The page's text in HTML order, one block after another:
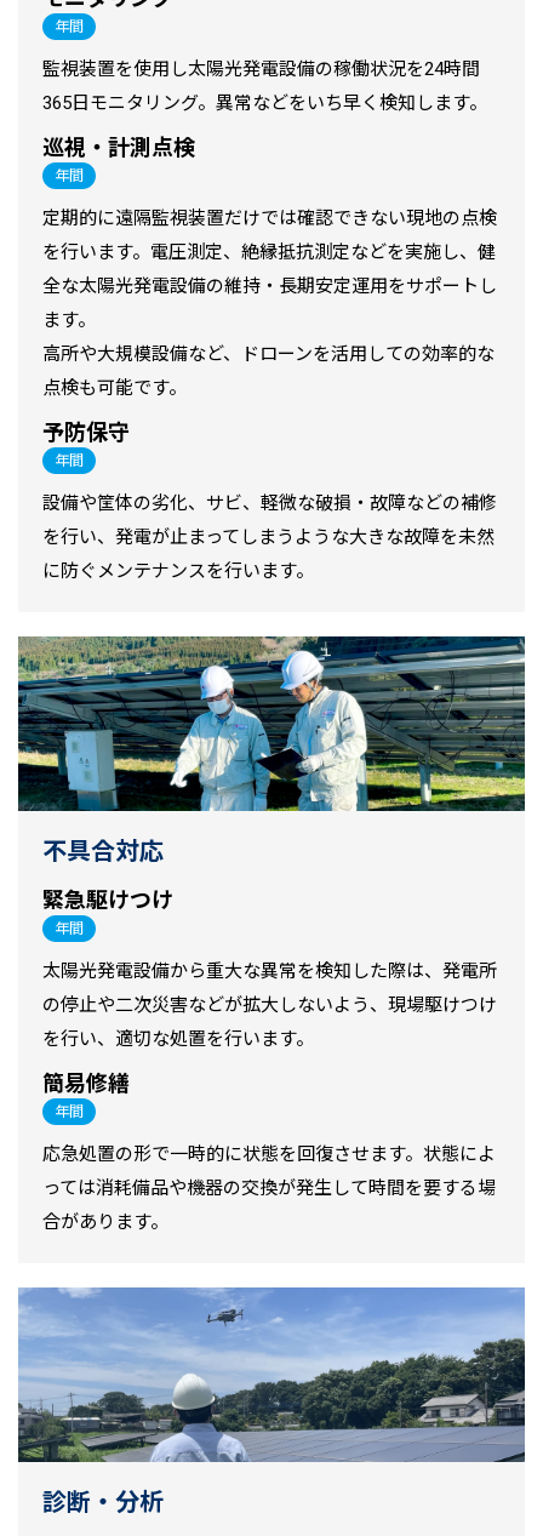
年間
監視装置を使用し太陽光発電設備の稼働状況を24時間
365日モニタリング。異常などをいち早く検知します。
巡視・計測点検
年間
定期的に遠隔監視装置だけでは確認できない現地の点検
を行います。電圧測定、絶縁抵抗測定などを実施し、健
全な太陽光発電設備の維持・長期安定運用をサポートし
ます。
高所や大規模設備など、ドローンを活用しての効率的な
点検も可能です。
予防保守
年間
設備や筐体の劣化、サビ、軽微な破損・故障などの補修
を行い、発電が止まってしまうような大きな故障を未然
に防ぐメンテナンスを行います。
不具合対応
緊急駆けつけ
年間
太陽光発電設備から重大な異常を検知した際は、発電所
の停止や二次災害などが拡大しないよう、現場駆けつけ
を行い、適切な処置を行います。
簡易修繕
年間
応急処置の形で一時的に状態を回復させます。状態によ
っては消耗備品や機器の交換が発生して時間を要する場
合があります。
診断・分析